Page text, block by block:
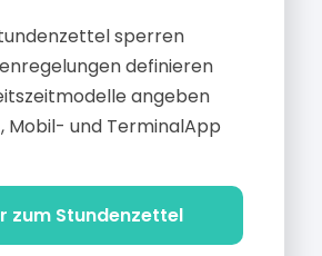
sperren
definieren
angeben
Mobil- und TerminalApp
zum Stundenzettel